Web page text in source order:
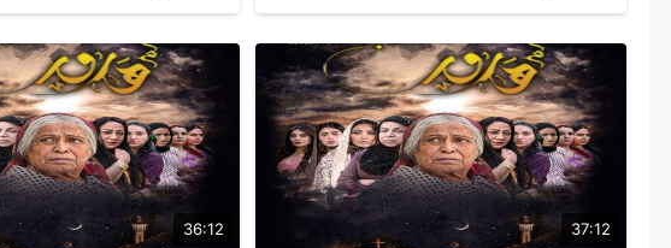
37:12
36:12